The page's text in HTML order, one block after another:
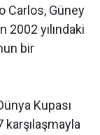
Carlos, Güney
2002 yılındaki
bir
Kupası
karşılaşmayla